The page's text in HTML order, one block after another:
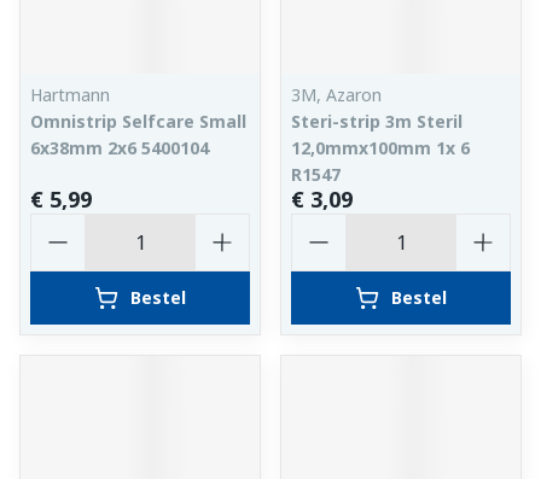
Hartmann
Omnistrip Selfcare Small
6x38mm 2x6 5400104
€ 5,99
Bestel
3M, Azaron
Steri-strip 3m Steril
12,0mmx100mm 1x 6
R1547
€ 3,09
Bestel